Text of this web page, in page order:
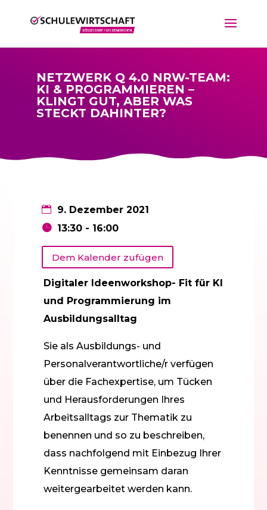
NETZWERK Q 4.0 NRW-TEAM:
KI & PROGRAMMIEREN –
KLINGT GUT, ABER WAS
STECKT DAHINTER?
9. Dezember 2021
13:30 - 16:00
Dem Kalender zufügen
Digitaler Ideenworkshop- Fit für KI
und Programmierung im
Ausbildungsalltag
Sie als Ausbildungs- und
Personalverantwortliche/r verfügen
über die Fachexpertise, um Tücken
und Herausforderungen Ihres
Arbeitsalltags zur Thematik zu
benennen und so zu beschreiben,
dass nachfolgend mit Einbezug Ihrer
Kenntnisse gemeinsam daran
weitergearbeitet werden kann.